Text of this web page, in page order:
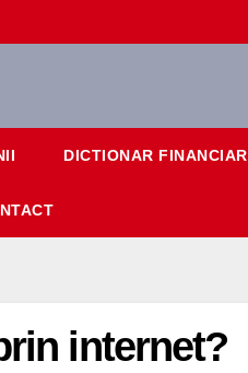
DICTIONAR FINANCIAR
internet?